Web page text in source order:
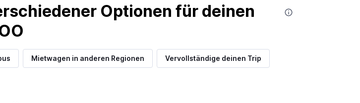
Optionen für deinen
Mietwagen in anderen Regionen Vervollständige deinen Trip